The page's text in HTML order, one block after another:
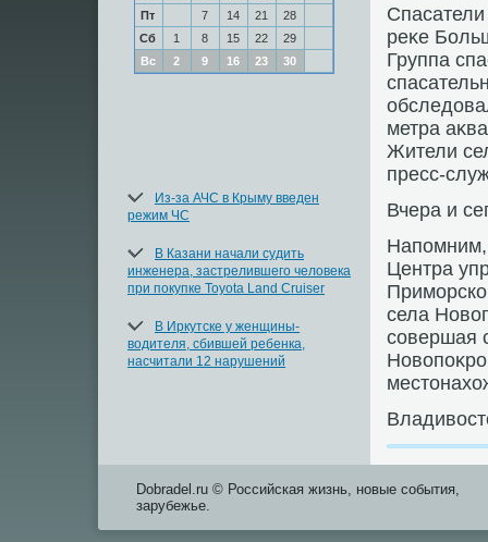
Пт
7 14 21
28
Сб
1 8 15 22
29
Вс
2 9 16 23 30
Из-за АЧС в Крыму введен
режим ЧС
В Казани начали судить
инженера, застрелившего человека
при покупке Toyota Land Cruiser
В Иркутске у женщины-
водителя, сбившей ребенка,
насчитали 12 нарушений
реκе
Группа
метра
Жители
пресс-
Вчера и
Напомним,
Центра
села
совершая
Dobradel.ru © Российская жизнь, новые события,
зарубежье.